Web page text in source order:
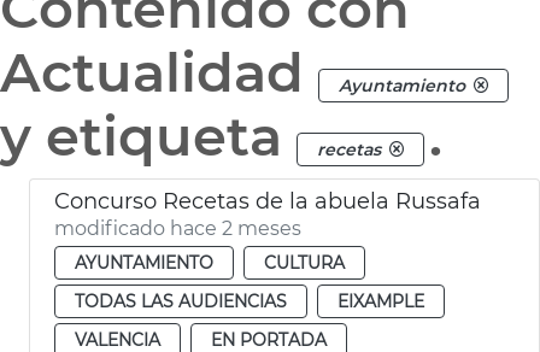
Actualidad
Ayuntamiento
y etiqueta recetas .
Concurso Recetas de la abuela Russafa
modificado hace 2 meses
AYUNTAMIENTO
CULTURA
TODAS LAS AUDIENCIAS
EIXAMPLE
VALENCIA
EN PORTADA